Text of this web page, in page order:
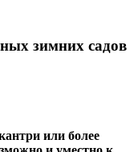
зимних садов
или более